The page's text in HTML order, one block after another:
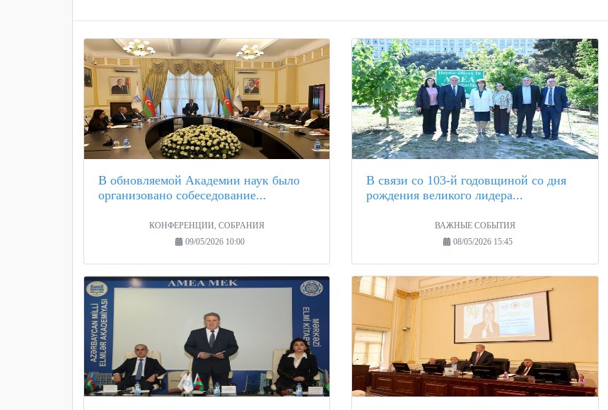
В обновляемой Академии наук было
организовано собеседование...
КОНФЕРЕНЦИИ, СОБРАНИЯ
09/05/2026 10:00
В связи со 103-й годовщиной со дня
рождения великого лидера...
ВАЖНЫЕ СОБЫТИЯ
08/05/2026 15:45